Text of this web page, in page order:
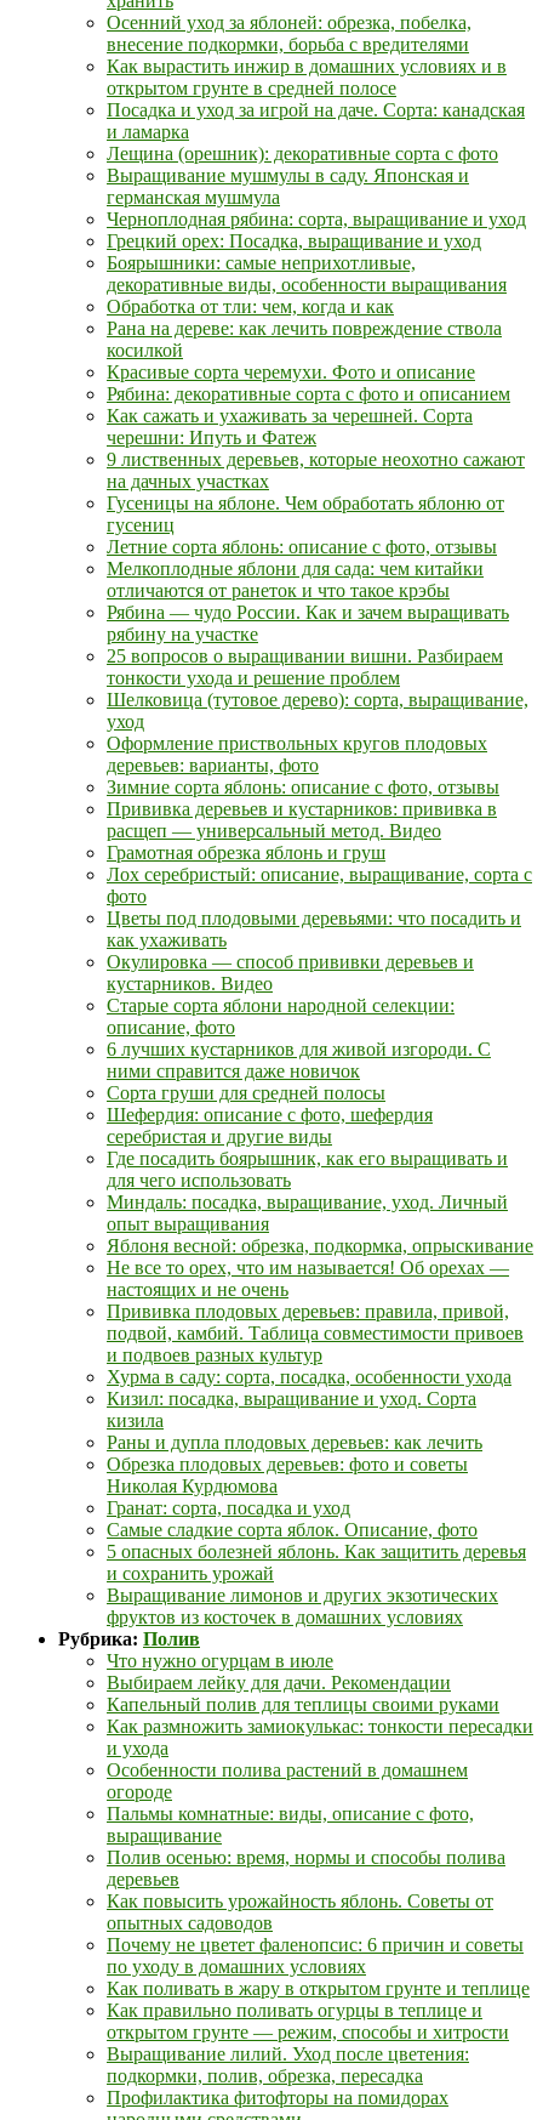
Осенний уход за яблоней: обрезка, побелка,
внесение подкормки, борьба с вредителями
Как вырастить инжир в домашних условиях и в
открытом грунте в средней полосе
Посадка и уход за игрой на даче. Сорта: канадская
и ламарка
Лещина (орешник): декоративные сорта с фото
Выращивание мушмулы в саду. Японская и
германская мушмула
Черноплодная рябина: сорта, выращивание и уход
Грецкий орех: Посадка, выращивание и уход
Боярышники: самые неприхотливые,
декоративные виды, особенности выращивания
Обработка от тли: чем, когда и как
Рана на дереве: как лечить повреждение ствола
косилкой
Красивые сорта черемухи. Фото и описание
Рябина: декоративные сорта с фото и описанием
Как сажать и ухаживать за черешней. Сорта
черешни: Ипуть и Фатеж
9 лиственных деревьев, которые неохотно сажают
на дачных участках
Гусеницы на яблоне. Чем обработать яблоню от
гусениц
Летние сорта яблонь: описание с фото, отзывы
Мелкоплодные яблони для сада: чем китайки
отличаются от ранеток и что такое крэбы
Рябина — чудо России. Как и зачем выращивать
рябину на участке
25 вопросов о выращивании вишни. Разбираем
тонкости ухода и решение проблем
Шелковица (тутовое дерево): сорта, выращивание,
уход
Оформление приствольных кругов плодовых
деревьев: варианты, фото
Зимние сорта яблонь: описание с фото, отзывы
Прививка деревьев и кустарников: прививка в
расщеп — универсальный метод. Видео
Грамотная обрезка яблонь и груш
Лох серебристый: описание, выращивание, сорта с
фото
Цветы под плодовыми деревьями: что посадить и
как ухаживать
Окулировка — способ прививки деревьев и
кустарников. Видео
Старые сорта яблони народной селекции:
описание, фото
6 лучших кустарников для живой изгороди. С
ними справится даже новичок
Сорта груши для средней полосы
Шефердия: описание с фото, шефердия
серебристая и другие виды
Где посадить боярышник, как его выращивать и
для чего использовать
Миндаль: посадка, выращивание, уход. Личный
опыт выращивания
Яблоня весной: обрезка, подкормка, опрыскивание
Не все то орех, что им называется! Об орехах —
настоящих и не очень
Прививка плодовых деревьев: правила, привой,
подвой, камбий. Таблица совместимости привоев
и подвоев разных культур
Хурма в саду: сорта, посадка, особенности ухода
Кизил: посадка, выращивание и уход. Сорта
кизила
Раны и дупла плодовых деревьев: как лечить
Обрезка плодовых деревьев: фото и советы
Николая Курдюмова
Гранат: сорта, посадка и уход
Самые сладкие сорта яблок. Описание, фото
5 опасных болезней яблонь. Как защитить деревья
и сохранить урожай
Выращивание лимонов и других экзотических
фруктов из косточек в домашних условиях
Рубрика: Полив
Что нужно огурцам в июле
Выбираем лейку для дачи. Рекомендации
Капельный полив для теплицы своими руками
Как размножить замиокулькас: тонкости пересадки
и ухода
Особенности полива растений в домашнем
огороде
Пальмы комнатные: виды, описание с фото,
выращивание
Полив осенью: время, нормы и способы полива
деревьев
Как повысить урожайность яблонь. Советы от
опытных садоводов
Почему не цветет фаленопсис: 6 причин и советы
по уходу в домашних условиях
Как поливать в жару в открытом грунте и теплице
Как правильно поливать огурцы в теплице и
открытом грунте — режим, способы и хитрости
Выращивание лилий. Уход после цветения:
подкормки, полив, обрезка, пересадка
Профилактика фитофторы на помидорах